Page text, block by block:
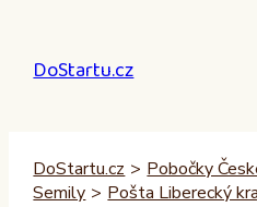
obsah
DoStartu.cz
DoStartu.cz > Pobočky
Semily > Pošta Liberecký